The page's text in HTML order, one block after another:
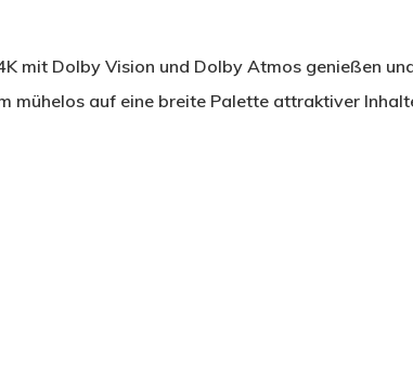
mit Dolby Vision und Dolby Atmos genießen
mühelos auf eine breite Palette attraktiver